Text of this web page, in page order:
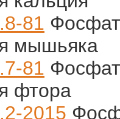
81
мышьяка
81
фтора
2015